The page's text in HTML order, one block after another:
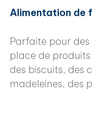
Alimentation de
Parfaite pour
place de
des biscuits, des
madeleines, des